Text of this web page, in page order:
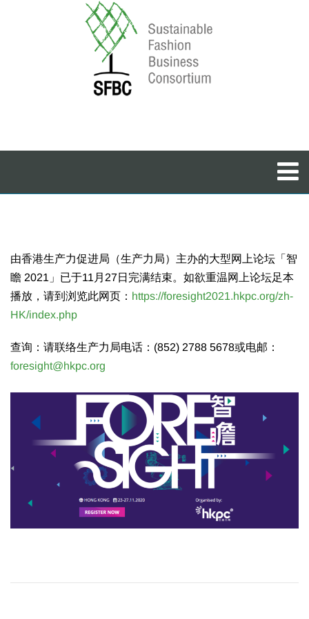
由香港生产力促进局（生产力局）主办的大型网上论坛「智
瞻 2021」已于11月27日完满结束。如欲重温网上论坛足本
播放，请到浏览此网页： https://foresight2021.hkpc.org/zh-
HK/index.php
查询：请联络生产力局电话：(852) 2788 5678或电邮：
foresight@hkpc.org